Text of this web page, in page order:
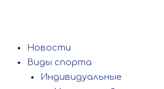
Новости
Виды спорта
Индивидуальные